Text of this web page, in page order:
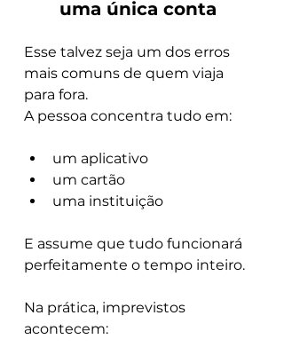
uma única conta
Esse talvez seja um dos erros
mais comuns de quem viaja
para fora.
A pessoa concentra tudo em:
um aplicativo
um cartão
uma instituição
E assume que tudo funcionará
perfeitamente o tempo inteiro.
Na prática, imprevistos
acontecem: